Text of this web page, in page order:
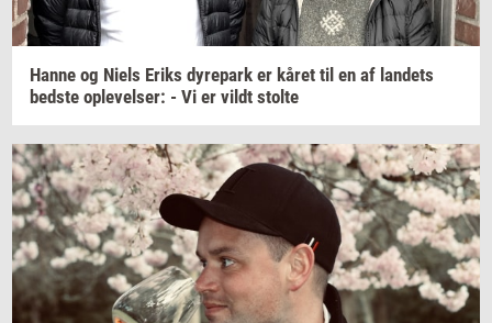
Hanne og Niels Eriks dy­re­park er kåret til en af lan­dets
bed­ste op­le­vel­ser: - Vi er vildt stol­te